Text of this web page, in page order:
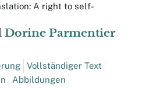
A right to self-
Dorine Parmentier
Vollständiger Text
Abbildungen